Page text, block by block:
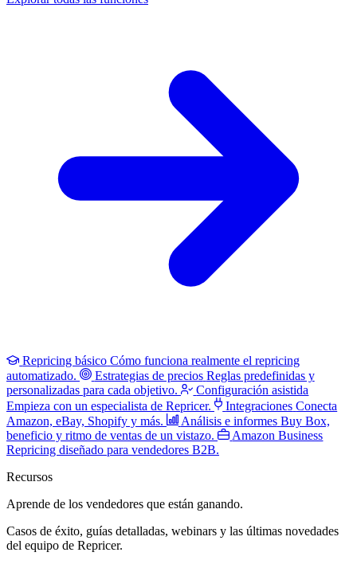
Repricing básico Cómo funciona realmente el repricing
automatizado.
Estrategias de precios Reglas predefinidas y
personalizadas para cada objetivo.
Configuración asistida
Empieza con un especialista de Repricer.
Integraciones Conecta
Amazon, eBay, Shopify y más.
Análisis e informes Buy Box,
beneficio y ritmo de ventas de un vistazo.
Amazon Business
Repricing diseñado para vendedores B2B.
Recursos
Aprende de los vendedores que están ganando.
Casos de éxito, guías detalladas, webinars y las últimas novedades
del equipo de Repricer.